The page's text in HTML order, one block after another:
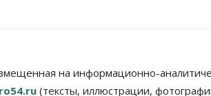
на информационно-
(тексты, иллюстрации,